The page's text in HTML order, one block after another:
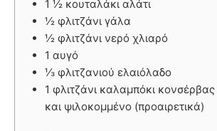
1 ½ κουταλάκι αλάτι
½ φλιτζάνι γάλα
½ φλιτζάνι νερό χλιαρό
1 αυγό
⅓ φλιτζανιού ελαιόλαδο
1 φλιτζάνι καλαμπόκι
και ψιλoκομμένο (προαιρετικά)